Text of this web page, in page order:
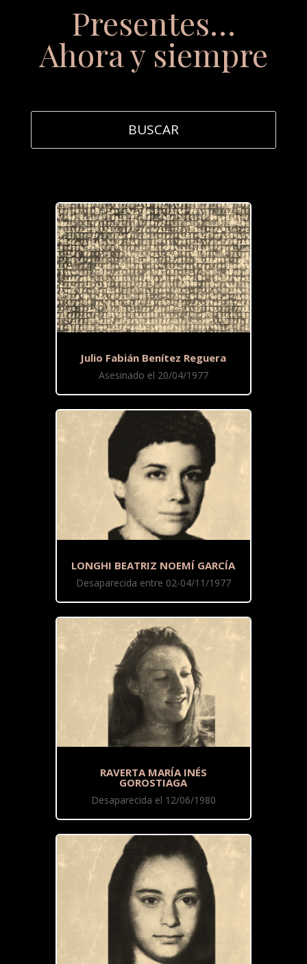
Presentes…
Ahora y siempre
Julio Fabián Benítez Reguera
Asesinado el 20/04/1977
LONGHI BEATRIZ NOEMÍ GARCÍA
Desaparecida entre 02-04/11/1977
RAVERTA MARÍA INÉS
GOROSTIAGA
Desaparecida el 12/06/1980